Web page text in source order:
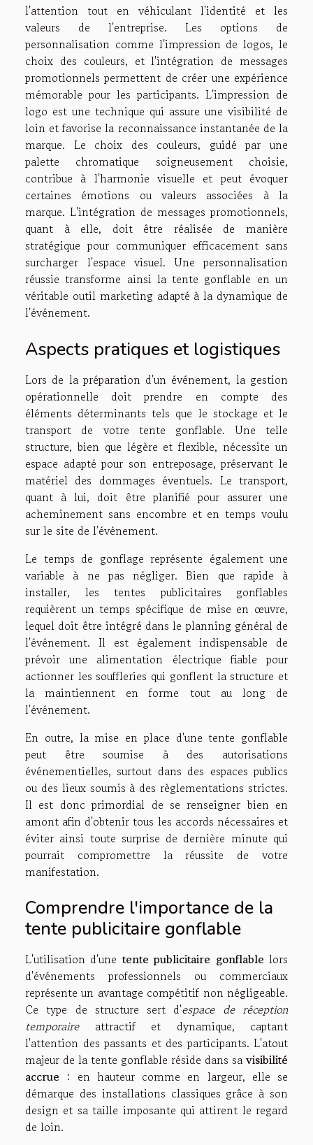
l'attention tout en véhiculant l'identité et les
valeurs de l'entreprise. Les options de
personnalisation comme l'impression de logos, le
choix des couleurs, et l'intégration de messages
promotionnels permettent de créer une expérience
mémorable pour les participants. L'impression de
logo est une technique qui assure une visibilité de
loin et favorise la reconnaissance instantanée de la
marque. Le choix des couleurs, guidé par une
palette chromatique soigneusement choisie,
contribue à l'harmonie visuelle et peut évoquer
certaines émotions ou valeurs associées à la
marque. L'intégration de messages promotionnels,
quant à elle, doit être réalisée de manière
stratégique pour communiquer efficacement sans
surcharger l'espace visuel. Une personnalisation
réussie transforme ainsi la tente gonflable en un
véritable outil marketing adapté à la dynamique de
l'événement.
Aspects pratiques et logistiques
Lors de la préparation d'un événement, la gestion
opérationnelle doit prendre en compte des
éléments déterminants tels que le stockage et le
transport de votre tente gonflable. Une telle
structure, bien que légère et flexible, nécessite un
espace adapté pour son entreposage, préservant le
matériel des dommages éventuels. Le transport,
quant à lui, doit être planifié pour assurer une
acheminement sans encombre et en temps voulu
sur le site de l'événement.
Le temps de gonflage représente également une
variable à ne pas négliger. Bien que rapide à
installer, les tentes publicitaires gonflables
requièrent un temps spécifique de mise en œuvre,
lequel doit être intégré dans le planning général de
l'événement. Il est également indispensable de
prévoir une alimentation électrique fiable pour
actionner les souffleries qui gonflent la structure et
la maintiennent en forme tout au long de
l'événement.
En outre, la mise en place d'une tente gonflable
peut être soumise à des autorisations
événementielles, surtout dans des espaces publics
ou des lieux soumis à des règlementations strictes.
Il est donc primordial de se renseigner bien en
amont afin d'obtenir tous les accords nécessaires et
éviter ainsi toute surprise de dernière minute qui
pourrait compromettre la réussite de votre
manifestation.
Comprendre l'importance de la
tente publicitaire gonflable
L'utilisation d'unetente publicitaire gonflable lors
d'événements professionnels ou commerciaux
représente un avantage compétitif non négligeable.
Ce type de structure sert d'espace de réception
temporaireattractif et dynamique, captant
l'attention des passants et des participants. L'atout
majeur de la tente gonflable réside dans savisibilité
accrue : en hauteur comme en largeur, elle se
démarque des installations classiques grâce à son
design et sa taille imposante qui attirent le regard
de loin.